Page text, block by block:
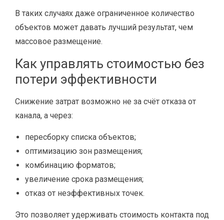
В таких случаях даже ограниченное количество
объектов может давать лучший результат, чем
массовое размещение.
Как управлять стоимостью без
потери эффективности
Снижение затрат возможно не за счёт отказа от
канала, а через:
пересборку списка объектов;
оптимизацию зон размещения;
комбинацию форматов;
увеличение срока размещения;
отказ от неэффективных точек.
Это позволяет удерживать стоимость контакта под